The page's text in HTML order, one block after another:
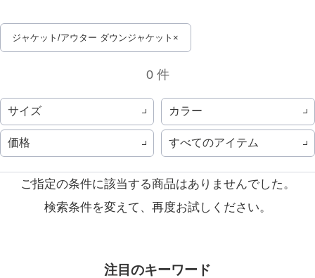
ジャケット/アウター ダウンジャケット
0 件
サイズ カラー
価格 すべてのアイテム
ご指定の条件に該当する商品はありませんでした。
検索条件を変えて、再度お試しください。
注目のキーワード